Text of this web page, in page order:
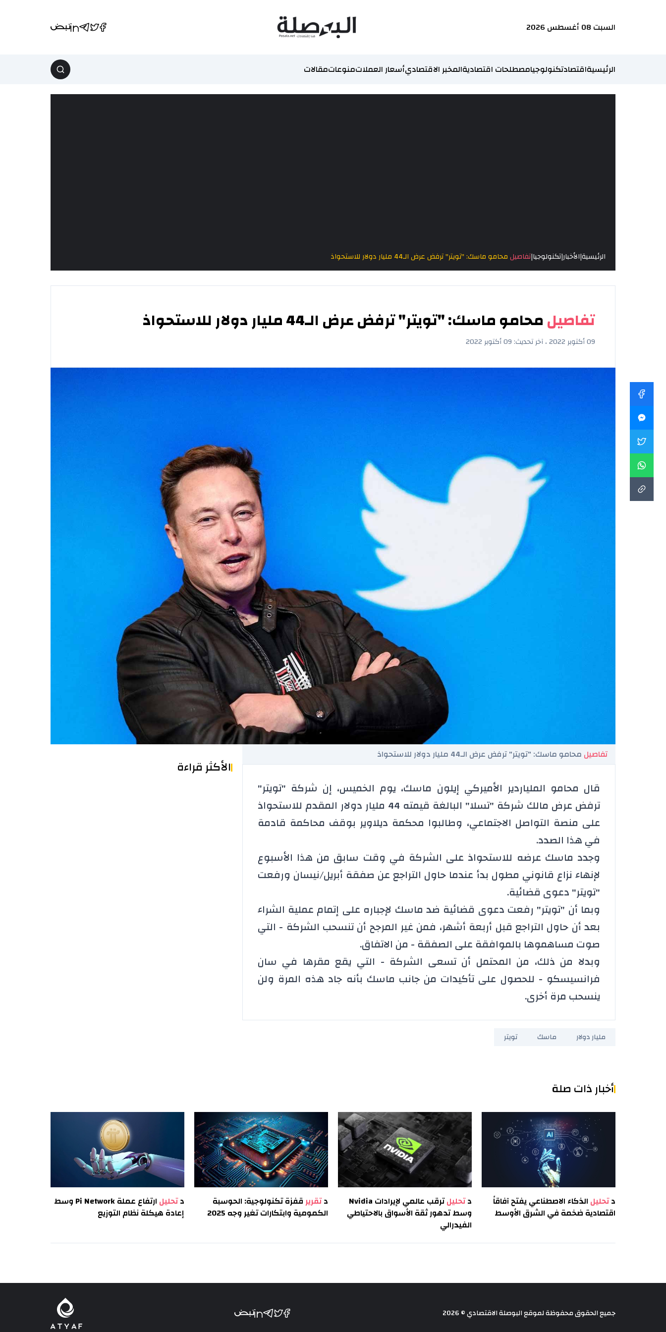
السبت 08 أغسطس 2026
الرئيسيةاقتصادتكنولوجيامصطلحات اقتصاديةالمخبر الاقتصاديأسعار العملاتمنوعاتمقالات
الرئيسية|الأخبار|تكنولوجيا|تفاصيلمحامو ماسك: "تويتر" ترفض عرض الـ44 مليار دولار للاستحواذ
تفاصيلمحامو ماسك: "تويتر" ترفض عرض الـ44 مليار دولار للاستحواذ
09 أكتوبر 2022 ، آخر تحديث: 09 أكتوبر 2022
تفاصيل محامو ماسك: "تويتر" ترفض عرض الـ44 مليار دولار للاستحواذ
قال محامو الملياردير الأميركي إيلون ماسك، يوم الخميس، إن شركة "تويتر"
ترفض عرض مالك شركة "تسلا" البالغة قيمته 44 مليار دولار المقدم للاستحواذ
على منصة التواصل الاجتماعي، وطالبوا محكمة ديلاوير بوقف محاكمة قادمة
في هذا الصدد.
وجدد ماسك عرضه للاستحواذ على الشركة في وقت سابق من هذا الأسبوع
لإنهاء نزاع قانوني مطول بدأ عندما حاول التراجع عن صفقة أبريل/نيسان ورفعت
"تويتر" دعوى قضائية.
وبما أن "تويتر" رفعت دعوى قضائية ضد ماسك لإجباره على إتمام عملية الشراء
بعد أن حاول التراجع قبل أربعة أشهر، فمن غير المرجح أن تنسحب الشركة - التي
صوت مساهموها بالموافقة على الصفقة - من الاتفاق.
وبدلا من ذلك، من المحتمل أن تسعى الشركة - التي يقع مقرها في سان
فرانسيسكو - للحصول على تأكيدات من جانب ماسك بأنه جاد هذه المرة ولن
ينسحب مرة أخرى.
مليار دولار ماسك تويتر
الأكثر قراءة
أخبار ذات صلة
دتحليل الذكاء الاصطناعي يفتح آفاقاً
اقتصادية ضخمة في الشرق الأوسط
دتحليل
ترقب عالمي لإيرادات Nvidia
وسط تدهور ثقة الأسواق بالاحتياطي
الفيدرالي
دتقريرقفزة تكنولوجية: الحوسبة
الكمومية وابتكارات تغير وجه 2025
دتحليل
ارتفاع عملة Pi Network وسط
إعادة هيكلة نظام التوزيع
جميع الحقوق محفوظة لموقع البوصلة الاقتصادي © 2026